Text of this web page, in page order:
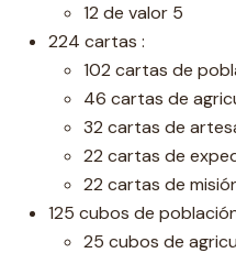
12 de valor 5
224 cartas :
102 cartas de
46 cartas de
32 cartas de
22 cartas de
22 cartas de
125 cubos de
25 cubos de